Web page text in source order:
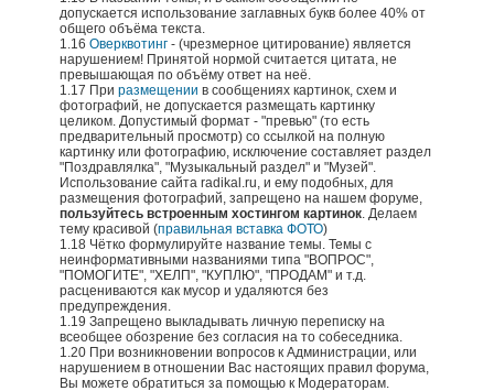
допускается использование заглавных букв более 40% от
общего объёма текста.
1.16 Оверквотинг - (чрезмерное цитирование) является
нарушением! Принятой нормой считается цитата, не
превышающая по объёму ответ на неё.
1.17 При размещении в сообщениях картинок, схем и
фотографий, не допускается размещать картинку
целиком. Допустимый формат - "превью" (то есть
предварительный просмотр) со ссылкой на полную
картинку или фотографию, исключение составляет раздел
"Поздравлялка", "Музыкальный раздел" и "Музей".
Использование сайта rаdikаl.ru, и ему подобных, для
размещения фотографий, запрещено на нашем форуме,
пользуйтесь встроенным хостингом картинок. Делаем
тему красивой (правильная вставка ФОТО)
1.18 Чётко формулируйте название темы. Темы с
неинформативными названиями типа "ВОПРОС",
"ПОМОГИТЕ", "ХЕЛП", "КУПЛЮ", "ПРОДАМ" и т.д.
расцениваются как мусор и удаляются без
предупреждения.
1.19 Запрещено выкладывать личную переписку на
всеобщее обозрение без согласия на то собеседника.
1.20 При возникновении вопросов к Администрации, или
нарушением в отношении Вас настоящих правил форума,
Вы можете обратиться за помощью к Модераторам.